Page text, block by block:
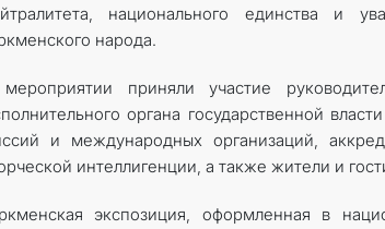
национального единства и
народа.
приняли участие
органа государственной
и международных организаций,
интеллигенции, а также жители и
экспозиция, оформленная в